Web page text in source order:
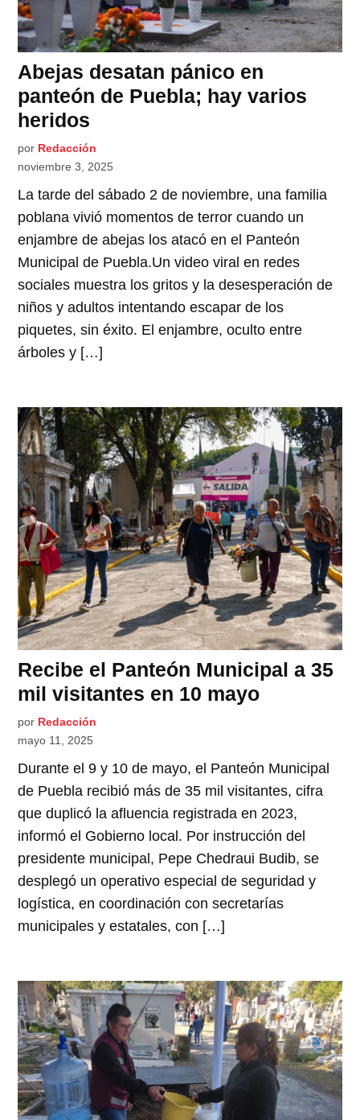
Abejas desatan pánico en
panteón de Puebla; hay varios
heridos
por Redacción
noviembre 3, 2025
La tarde del sábado 2 de noviembre, una familia
poblana vivió momentos de terror cuando un
enjambre de abejas los atacó en el Panteón
Municipal de Puebla.Un video viral en redes
sociales muestra los gritos y la desesperación de
niños y adultos intentando escapar de los
piquetes, sin éxito. El enjambre, oculto entre
árboles y […]
Recibe el Panteón Municipal a 35
mil visitantes en 10 mayo
por Redacción
mayo 11, 2025
Durante el 9 y 10 de mayo, el Panteón Municipal
de Puebla recibió más de 35 mil visitantes, cifra
que duplicó la afluencia registrada en 2023,
informó el Gobierno local. Por instrucción del
presidente municipal, Pepe Chedraui Budib, se
desplegó un operativo especial de seguridad y
logística, en coordinación con secretarías
municipales y estatales, con […]